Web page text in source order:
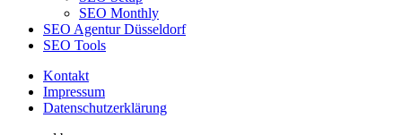
SEO Monthly
SEO Agentur Düsseldorf
SEO Tools
Kontakt
Impressum
Datenschutzerklärung